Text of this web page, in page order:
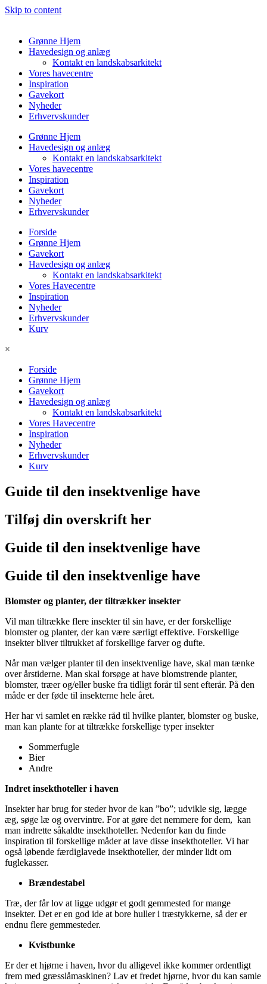
Skip to content
Grønne Hjem
Havedesign og anlæg
Kontakt en landskabsarkitekt
Vores havecentre
Inspiration
Gavekort
Nyheder
Erhvervskunder
Grønne Hjem
Havedesign og anlæg
Kontakt en landskabsarkitekt
Vores havecentre
Inspiration
Gavekort
Nyheder
Erhvervskunder
Forside
Grønne Hjem
Gavekort
Havedesign og anlæg
Kontakt en landskabsarkitekt
Vores Havecentre
Inspiration
Nyheder
Erhvervskunder
Kurv
×
Forside
Grønne Hjem
Gavekort
Havedesign og anlæg
Kontakt en landskabsarkitekt
Vores Havecentre
Inspiration
Nyheder
Erhvervskunder
Kurv
Guide til den insektvenlige have
Tilføj din overskrift her
Guide til den insektvenlige have
Guide til den insektvenlige have
Blomster og planter, der tiltrækker insekter
Vil man tiltrække flere insekter til sin have, er der forskellige
blomster og planter, der kan være særligt effektive. Forskellige
insekter bliver tiltrukket af forskellige farver og dufte.
Når man vælger planter til den insektvenlige have, skal man tænke
over årstiderne. Man skal forsøge at have blomstrende planter,
blomster, træer og/eller buske fra tidligt forår til sent efterår. På den
måde er der føde til insekterne hele året.
Her har vi samlet en række råd til hvilke planter, blomster og buske,
man kan plante for at tiltrække forskellige typer insekter
Sommerfugle
Bier
Andre
Indret insekthoteller i haven
Insekter har brug for steder hvor de kan ”bo”; udvikle sig, lægge
æg, søge læ og overvintre. For at gøre det nemmere for dem, kan
man indrette såkaldte insekthoteller. Nedenfor kan du finde
inspiration til forskellige måder at lave disse insekthoteller. Vi har
også løbende færdiglavede insekthoteller, der minder lidt om
fuglekasser.
Brændestabel
Træ, der får lov at ligge udgør et godt gemmested for mange
insekter. Det er en god ide at bore huller i træstykkerne, så der er
endnu flere gemmesteder.
Kvistbunke
Er der et hjørne i haven, hvor du alligevel ikke kommer ordentligt
frem med græsslåmaskinen? Lav et fredet hjørne, hvor du kan samle